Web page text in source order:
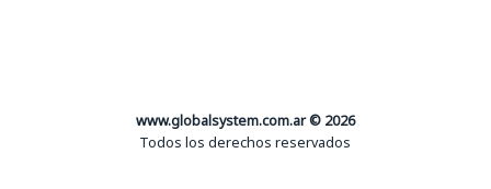
www.globalsystem.com.ar © 2026
Todos los derechos reservados